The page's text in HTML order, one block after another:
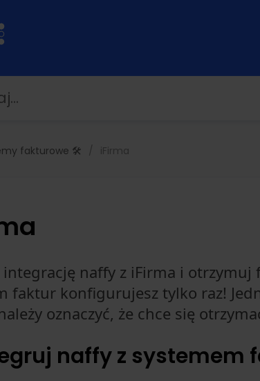
fakturowe 🛠️ iFirma
integrację naffy z iFirma i
faktur konfigurujesz tylko raz!
oznaczyć, że chce się
naffy z systemem